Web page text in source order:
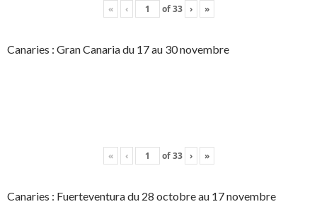
« ‹ of33 › »
Canaries : Gran Canaria du 17 au 30 novembre
« ‹ of33 › »
Canaries : Fuerteventura du 28 octobre au 17 novembre